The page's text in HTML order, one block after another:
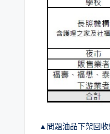
▲問題油品下架回收